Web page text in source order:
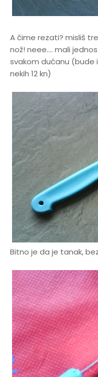
A čime rezati? misliš
nož! neee.... mali
svakom dućanu (bude
nekih 12 kn)
Bitno je da je tanak,